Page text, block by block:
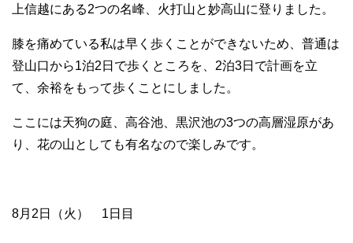
上信越にある2つの名峰、火打山と妙高山に登りました。
膝を痛めている私は早く歩くことができないため、普通は
登山口から1泊2日で歩くところを、2泊3日で計画を立
て、余裕をもって歩くことにしました。
ここには天狗の庭、高谷池、黒沢池の3つの高層湿原があ
り、花の山としても有名なので楽しみです。
8月2日（火） 1日目